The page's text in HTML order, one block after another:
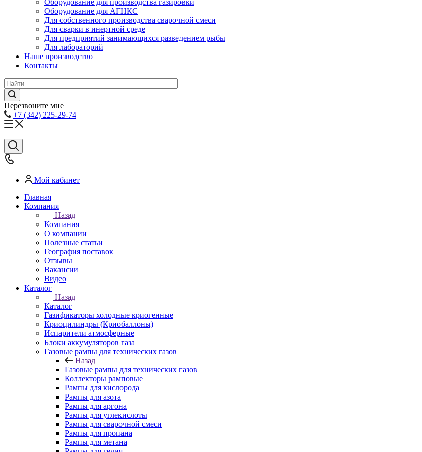
Оборудование для производства газировки
Оборудование для АГНКС
Для собственного производства сварочной смеси
Для сварки в инертной среде
Для предприятий занимающихся разведением рыбы
Для лабораторий
Наше производство
Контакты
Перезвоните мне
+7 (342) 225-29-74
Мой кабинет
Главная
Компания
Назад
Компания
О компании
Полезные статьи
География поставок
Отзывы
Вакансии
Видео
Каталог
Назад
Каталог
Газификаторы холодные криогенные
Криоцилиндры (Криобаллоны)
Испарители атмосферные
Блоки аккумуляторов газа
Газовые рампы для технических газов
Назад
Газовые рампы для технических газов
Коллекторы рамповые
Рампы для кислорода
Рампы для азота
Рампы для аргона
Рампы для углекислоты
Рампы для сварочной смеси
Рампы для пропана
Рампы для метана